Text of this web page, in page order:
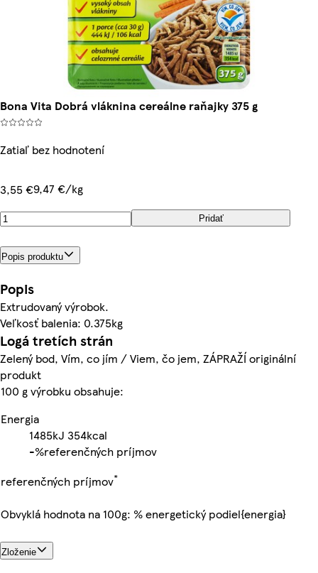
Bona Vita Dobrá vláknina cereálne raňajky 375 g
Zatiaľ bez hodnotení
3,55 €9,47 €/kg
Pridať
Popis produktu
Popis
Extrudovaný výrobok.
Veľkosť balenia: 0.375kg
Logá tretích strán
Zelený bod, Vím, co jím / Viem, čo jem, ZÁPRAŽÍ originální
produkt
100 g výrobku obsahuje:
Energia
1485kJ 354kcal
-%referenčných príjmov
referenčných príjmov*
Obvyklá hodnota na 100g: % energetický podiel{energia}
Zloženie